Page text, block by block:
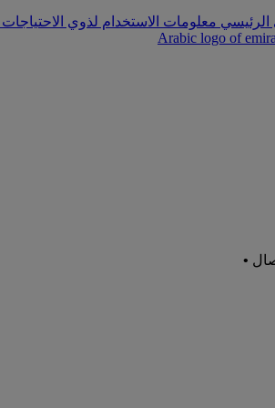
معلومات الاستخدام لذوي
•